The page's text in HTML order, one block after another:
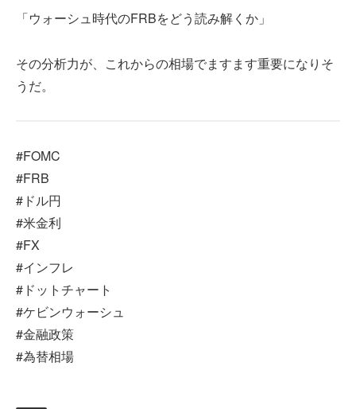
「ウォーシュ時代のFRBをどう読み解くか」
その分析力が、これからの相場でますます重要になりそ
うだ。
#FOMC
#FRB
#ドル円
#米金利
#FX
#インフレ
#ドットチャート
#ケビンウォーシュ
#金融政策
#為替相場